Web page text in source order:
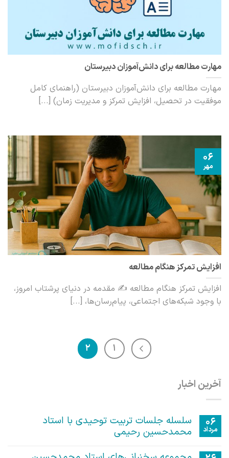
مهارت‌ مطالعه برای دانش‌آموزان دبیرستان
مهارت‌ مطالعه برای دانش‌آموزان دبیرستان (راهنمای کامل
موفقیت در تحصیل، افزایش تمرکز و مدیریت زمان) [...]
افزایش تمرکز هنگام مطالعه
افزایش تمرکز هنگام مطالعه ✍️ مقدمه در دنیای پرشتاب امروز،
با وجود شبکه‌های اجتماعی، پیام‌رسان‌ها، [...]
06
مهر
1
2
آخرین اخبار
06
مرداد
سلسله جلسات تربیت توحیدی با استاد
محمدحسین رحیمی